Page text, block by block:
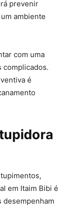
prevenir
ambiente
com uma
complicados.
é
em Itaim Bibi é
desempenham